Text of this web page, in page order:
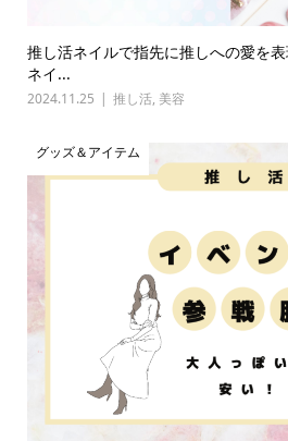
推し活ネイルで指先に推しへの愛を
ネイ...
2024.11.25 推し活, 美容
グッズ＆アイテム